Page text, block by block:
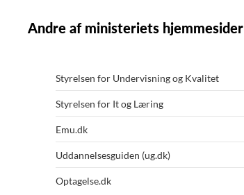
Andre af ministeriets hjemmesider
Styrelsen for Undervisning og Kvalitet
Styrelsen for It og Læring
Emu.dk
Uddannelsesguiden (ug.dk)
Optagelse.dk